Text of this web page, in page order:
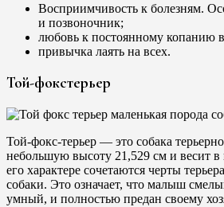
Восприимчивость к болезням.
и позвоночник;
любовь к постоянному копанию в
привычка лаять на всех.
Той-фокстерьер
Той-фокс-терьер — это собака
небольшую высоту 21,529 см и весит в
его характере сочетаются черты
собаки. Это означает, что малыш
умный, и полностью предан своему